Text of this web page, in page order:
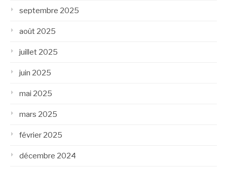
septembre 2025
août 2025
juillet 2025
juin 2025
mai 2025
mars 2025
février 2025
décembre 2024